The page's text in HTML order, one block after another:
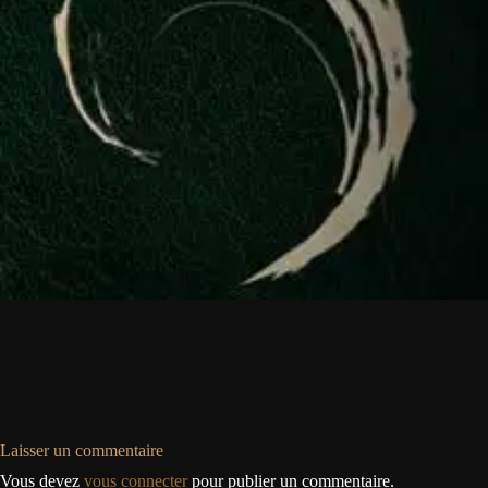
Laisser un commentaire
Vous devez vous connecterpour publier un commentaire.